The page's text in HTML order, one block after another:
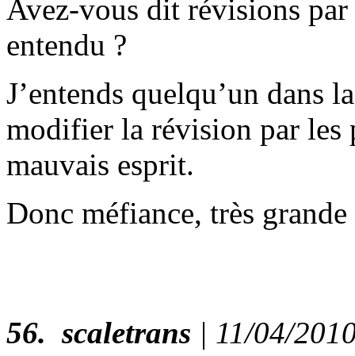
Avez-vous dit révisions
entendu ?
J’entends quelqu’un dans
modifier la révision par les
mauvais esprit.
Donc méfiance, très
56. scaletrans | 11/04/